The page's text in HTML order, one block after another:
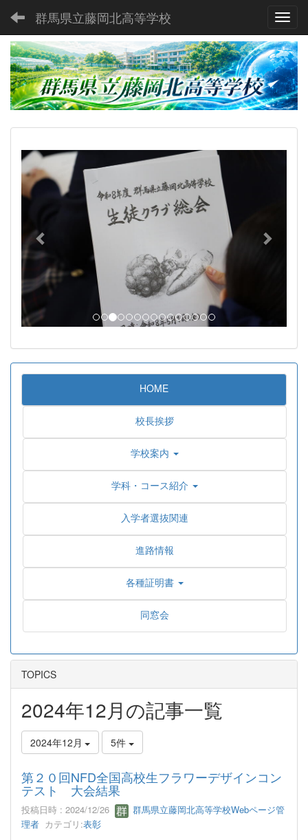
群馬県立藤岡北高等学校
p
r
e
o
u
s
n
HOME
校長挨拶
学校案内
学科・コース紹介
入学者選抜関連
進路情報
各種証明書
同窓会
TOPICS
2024年12月の記事一覧
2024年12月 5件
第２０回NFD全国高校生フラワーデザインコン
テスト 大会結果
投稿日時 : 2024/12/26
群馬県立藤岡北高等学校Webページ管
理者 カテゴリ:表彰